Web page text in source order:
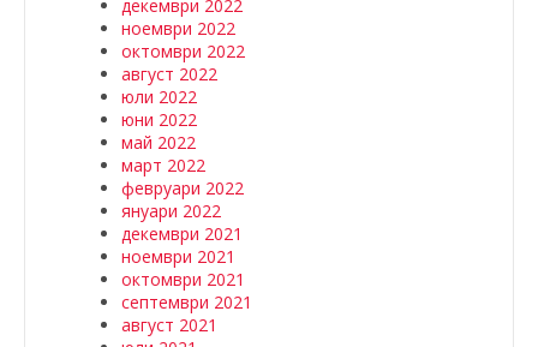
декември 2022
ноември 2022
октомври 2022
август 2022
юли 2022
юни 2022
май 2022
март 2022
февруари 2022
януари 2022
декември 2021
ноември 2021
октомври 2021
септември 2021
август 2021